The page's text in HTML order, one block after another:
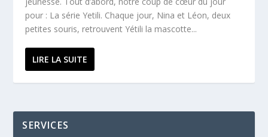
pour : La série Yetili. Chaque jour, Nina et Léon, deux
petites souris, retrouvent Yétili la mascotte...
LIRE LA SUITE
SERVICES